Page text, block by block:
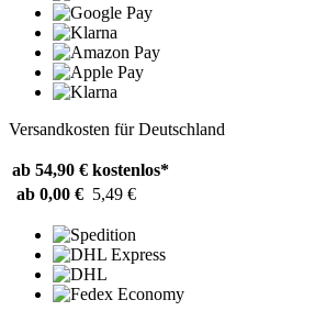
Versandkosten für Deutschland
ab 54,90 € kostenlos*
ab 0,00 € 5,49 €